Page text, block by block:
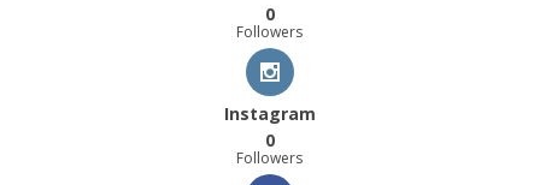
0
Followers
Instagram
0
Followers